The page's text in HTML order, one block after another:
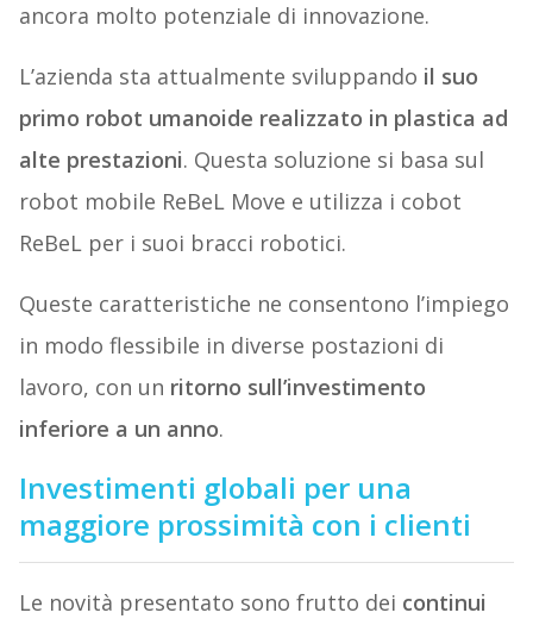
ancora molto potenziale di innovazione.
L’azienda sta attualmente sviluppando il suo
primo robot umanoide realizzato in plastica ad
alte prestazioni. Questa soluzione si basa sul
robot mobile ReBeL Move e utilizza i cobot
ReBeL per i suoi bracci robotici.
Queste caratteristiche ne consentono l’impiego
in modo flessibile in diverse postazioni di
lavoro, con un ritorno sull’investimento
inferiore a un anno.
Investimenti globali per una
maggiore prossimità con i clienti
Le novità presentato sono frutto dei continui